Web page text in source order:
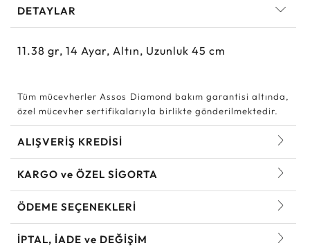
DETAYLAR
11.38 gr, 14 Ayar, Altın, Uzunluk 45 cm
Tüm mücevherler Assos Diamond bakım garantisi altında,
özel mücevher sertifikalarıyla birlikte gönderilmektedir.
ALIŞVERİŞ KREDİSİ
KARGO ve ÖZEL SİGORTA
ÖDEME SEÇENEKLERİ
İPTAL, İADE ve DEĞİŞİM